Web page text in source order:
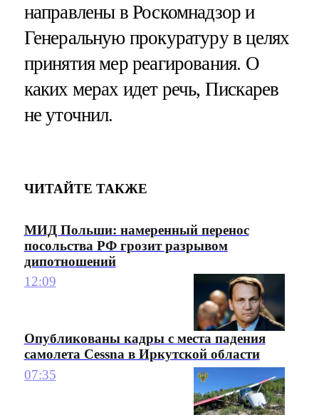
направлены в Роскомнадзор и
Генеральную прокуратуру в целях
принятия мер реагирования. О
каких мерах идет речь, Пискарев
не уточнил.
ЧИТАЙТЕ ТАКЖЕ
МИД Польши: намеренный перенос
посольства РФ грозит разрывом
дипотношений
12:09
Опубликованы кадры с места падения
самолета Cessna в Иркутской области
07:35